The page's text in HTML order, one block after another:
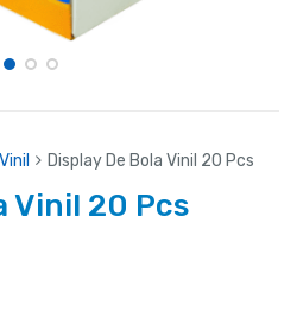
Vinil Display De Bola Vinil 20 Pcs
Vinil 20 Pcs